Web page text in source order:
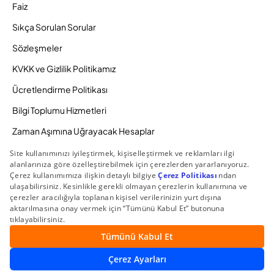
Faiz
Sıkça Sorulan Sorular
Sözleşmeler
KVKK ve Gizlilik Politikamız
Ücretlendirme Politikası
Bilgi Toplumu Hizmetleri
Zaman Aşımına Uğrayacak Hesaplar
Duyurular ve Kampanyalar
© 2026 Gedik Yatırım Menkul Değerler AŞ. Tüm Hakları